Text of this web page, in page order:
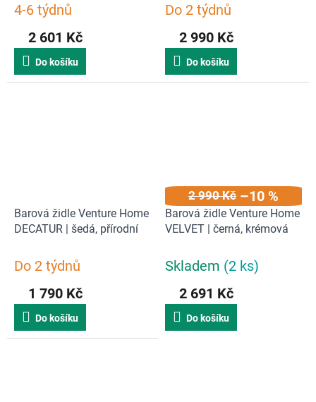
4-6 týdnů
2 601 Kč
Do košíku
Do 2 týdnů
2 990 Kč
Do košíku
Barová židle Venture Home
DECATUR | šedá, přírodní
Do 2 týdnů
1 790 Kč
Do košíku
2 990 Kč –10 %
Barová židle Venture Home
VELVET | černá, krémová
Skladem (2 ks)
2 691 Kč
Do košíku